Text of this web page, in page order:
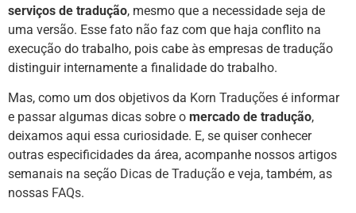
serviços de tradução, mesmo que a necessidade seja de
uma versão. Esse fato não faz com que haja conflito na
execução do trabalho, pois cabe às empresas de tradução
distinguir internamente a finalidade do trabalho.
Mas, como um dos objetivos da Korn Traduções é informar
e passar algumas dicas sobre o mercado de tradução,
deixamos aqui essa curiosidade. E, se quiser conhecer
outras especificidades da área, acompanhe nossos artigos
semanais na seção Dicas de Tradução e veja, também, as
nossas FAQs.